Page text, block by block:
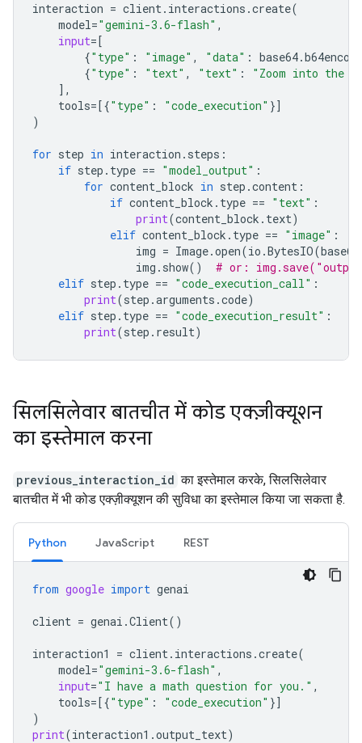
interaction = client. interactions .create(
model="gemini-3.6-flash" ,
input=[
{"type" : "image" , "data" : base64.b64encode
{"type" : "text" , "text" :
"Zoom into the
],
tools=[{"type" : "code_execution" }]
)
for step in interaction . steps :
if step . type == "model_output" :
for content_block in step .content :
if content_block . type == "text" :
print(content_block . text)
elif content_block . type == "image" :
img = Image.open(io .BytesIO(base64
img . show()
# or:
elif step . type == "code_execution_call" :
print(step .arguments .code)
elif step . type == "code_execution_result" :
print(step . result)
सिलसिलेवार बातचीत में कोड एक्ज़ीक्यूशन
का इस्तेमाल करना
previous_interaction_id का इस्तेमाल करके, सिलसिलेवार
बातचीत में भी कोड एक्ज़ीक्यूशन की सुविधा का इस्तेमाल किया जा सकता है.
Python JavaScript REST
from google import genai
client = genai .Client()
interaction1 = client. interactions .create(
model="gemini-3.6-flash" ,
input="I have a math question for you." ,
tools=[{"type" : "code_execution" }]
)
print(interaction1 .output_text)